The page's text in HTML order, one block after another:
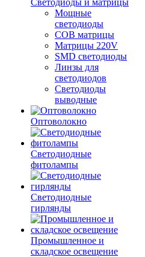
Светодиоды и матрицы
Мощные
светодиоды
COB матрицы
Матрицы 220V
SMD светодиоды
Линзы для
светодиодов
Светодиоды
выводные
Оптоволокно
Светодиодные
фитолампы
Светодиодные
гирлянды
Промышленное и
складское освещение